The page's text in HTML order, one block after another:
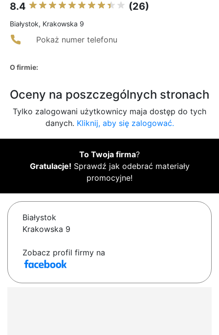
8.4 (26)
Białystok, Krakowska 9
Pokaż numer telefonu
O firmie:
Oceny na poszczególnych stronach
Tylko zalogowani użytkownicy maja dostęp do tych
danych. Kliknij, aby się zalogować.
To Twoja firma?
Gratulacje! Sprawdź jak odebrać materiały
promocyjne!
Białystok
Krakowska 9
Zobacz profil firmy na